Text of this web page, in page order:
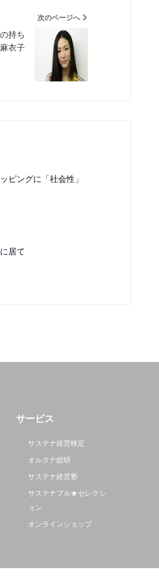
次のページへ
持ち
衣子
ピングに「社会性」
居て
サービス
サステナ経営検定
オルタナ総研
サステナ経営塾
サステナブル★セレクシ
ョン
オンラインショップ